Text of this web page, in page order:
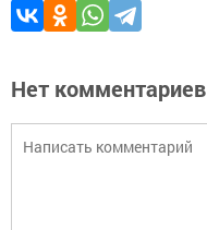
Нет комментариев